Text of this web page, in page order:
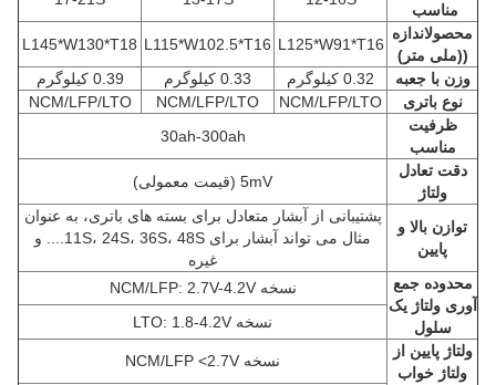
مناسب
محصولاندازه
((ملی متر)
L125*W91*T16
L115*W102.5*T16
L145*W130*T18
وزن با جعبه
0.32 کيلوگرم 0.33 کيلوگرم
0.39 کيلوگرم
نوع باتری
NCM/LFP/LTO
NCM/LFP/LTO
NCM/LFP/LTO
ظرفیت
مناسب
30ah-300ah
دقت تعادل
ولتاژ
5mV (قیمت معمولی)
توازن بالا و
پایین
پشتیبانی از آبشار متعادل برای بسته های باتری، به عنوان
مثال می تواند آبشار برای 11S، 24S، 36S، 48S.... و
غیره
محدوده جمع
آوری ولتاژ یک
سلول
نسخه NCM/LFP: 2.7V-4.2V
نسخه LTO: 1.8-4.2V
ولتاژ پایین از
ولتاژ خواب
نسخه NCM/LFP <2.7V